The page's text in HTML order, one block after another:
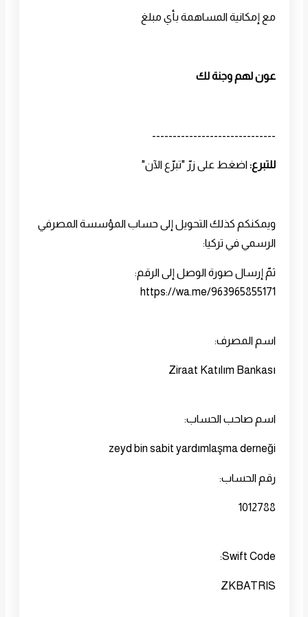
مع إمكانية المساهمة بأي مبلغ
عون لهم وجنة لك
------------------------------
للتبرع:اضغط على زرّ "تبرّع الآن"
ويمكنكم كذلك التحويل إلى حساب المؤسسة المصرفي
الرسمي في تركيا:
ثمّ إرسال صورة الوصل إلى الرقم:
https://wa.me/963965855171
اسم المصرف:
Ziraat Katılım Bankası
اسم صاحب الحساب:
zeyd bin sabit yardımlaşma derneği
رقم الحساب:
1012788
Swift Code:
ZKBATRIS